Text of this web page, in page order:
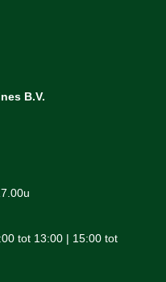
B.V.
tot 13:00 | 15:00 tot